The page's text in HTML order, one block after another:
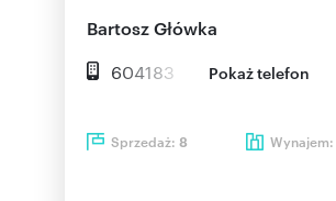
Bartosz Główka
604183 Pokaż telefon
Sprzedaż: 8 Wynajem: